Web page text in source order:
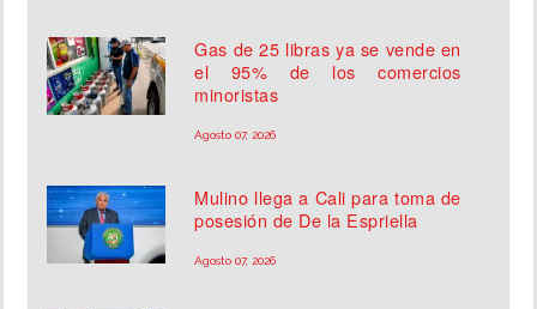
Gas de 25 libras ya se vende en
el 95% de los comercios
minoristas
Agosto 07, 2026
Mulino llega a Cali para toma de
posesión de De la Espriella
Agosto 07, 2026